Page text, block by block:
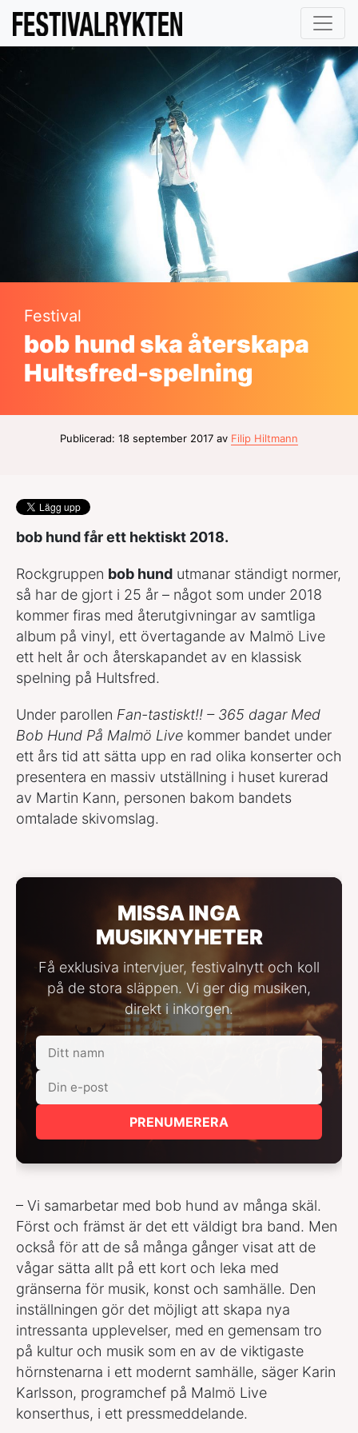
Festival
bob hund ska återskapa
Hultsfred-spelning
Publicerad: 18 september 2017 av Filip Hiltmann
bob hund får ett hektiskt 2018.
Rockgruppen bob hund utmanar ständigt normer,
så har de gjort i 25 år – något som under 2018
kommer firas med återutgivningar av samtliga
album på vinyl, ett övertagande av Malmö Live
ett helt år och återskapandet av en klassisk
spelning på Hultsfred.
Under parollen Fan-tastiskt!! – 365 dagar Med
Bob Hund På Malmö Live kommer bandet under
ett års tid att sätta upp en rad olika konserter och
presentera en massiv utställning i huset kurerad
av Martin Kann, personen bakom bandets
omtalade skivomslag.
MISSA INGA
MUSIKNYHETER
Få exklusiva intervjuer, festivalnytt och koll
på de stora släppen. Vi ger dig musiken,
direkt i inkorgen.
PRENUMERERA
– Vi samarbetar med bob hund av många skäl.
Först och främst är det ett väldigt bra band. Men
också för att de så många gånger visat att de
vågar sätta allt på ett kort och leka med
gränserna för musik, konst och samhälle. Den
inställningen gör det möjligt att skapa nya
intressanta upplevelser, med en gemensam tro
på kultur och musik som en av de viktigaste
hörnstenarna i ett modernt samhälle, säger Karin
Karlsson, programchef på Malmö Live
konserthus, i ett pressmeddelande.